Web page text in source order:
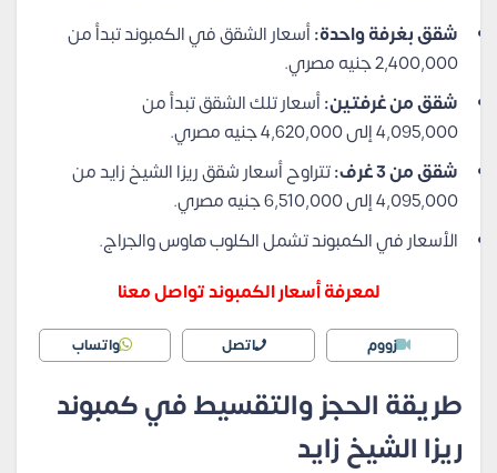
شقق بغرفة واحدة:أسعار الشقق في الكمبوند تبدأ من
2,400,000 جنيه مصري.
شقق من غرفتين:أسعار تلك الشقق تبدأ من
4,095,000 إلى 4,620,000 جنيه مصري.
شقق من 3 غرف:
تتراوح أسعار شقق ريزا الشيخ زايد من
4,095,000 إلى 6,510,000 جنيه مصري.
الأسعار في الكمبوند تشمل الكلوب هاوس والجراج.
لمعرفة أسعار الكمبوند تواصل معنا
زووم اتصل واتساب
طريقة الحجز والتقسيط في كمبوند
ريزا الشيخ زايد